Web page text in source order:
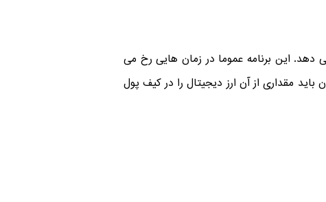
دهد. این برنامه عموما در زمان هایی رخ می
مقداری از آن ارز دیجیتال را در کیف پول